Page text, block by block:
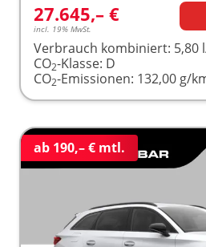
27.645,– €
incl. 19% MwSt.
Verbrauch kombiniert: 5,80
CO2-Klasse: D
CO2-Emissionen: 132,00 g/
ab 190,– € mtl.